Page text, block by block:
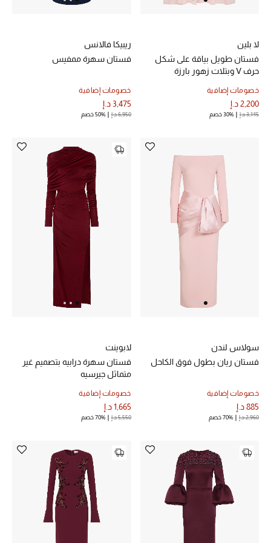
المكياج
العناية بالبشرة
مستحضرات العناية
العناية بالشعر
الصحة والعافية
مجموعة الجمال
دليل مستلزمات الجمال
عطور الربيع
تسوقوا الآن
الرجال
عرض جميع المنتجات
لا بلين
فستان طويل بياقة على شكل
حرف V وبتلات زهور بارزة
خصومات إضافية
2,200 د.إ
3,145 د.إ 30% خصم
ريبيكا فالانس
فستان سهرة ممفيس
خصومات إضافية
3,475 د.إ
6,950 د.إ 50% خصم
سولاس لندن
فستان ريان بطول فوق الكاحل
خصومات إضافية
885 د.إ
2,960 د.إ 70% خصم
لابوينت
فستان سهرة درابيه بتصميم غير
متماثل جيرسيه
خصومات إضافية
1,665 د.إ
5,550 د.إ 70% خصم